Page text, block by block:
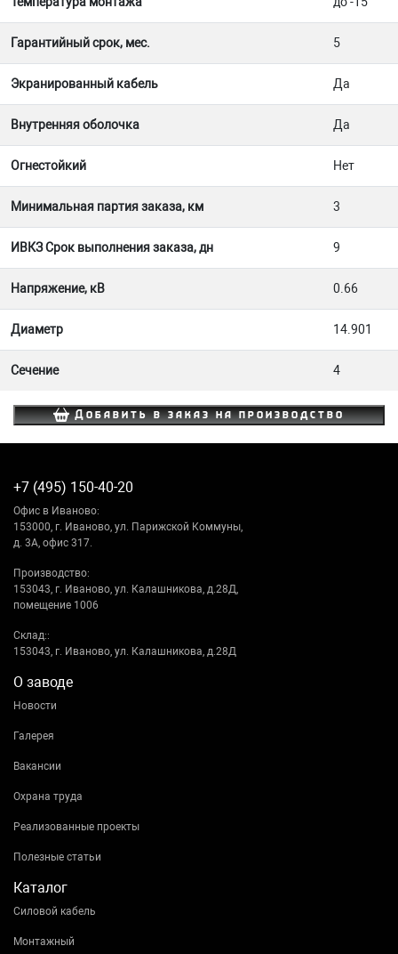
Гарантийный срок, мес. 5
Экранированный кабель Да
Внутренняя оболочка Да
Огнестойкий Нет
Минимальная партия заказа, км 3
ИВКЗ Срок выполнения заказа, дн 9
Напряжение, кВ 0.66
Диаметр 14.901
Сечение 4
Добавить в заказ на производство
+7 (495) 150-40-20
Офис в Иваново:
153000, г. Иваново, ул. Парижской Коммуны,
д. 3А, офис 317.
Производство:
153043, г. Иваново, ул. Калашникова, д.28Д,
помещение 1006
Склад::
153043, г. Иваново, ул. Калашникова, д.28Д
О заводе
Новости
Галерея
Вакансии
Охрана труда
Реализованные проекты
Полезные статьи
Каталог
Силовой кабель
Монтажный